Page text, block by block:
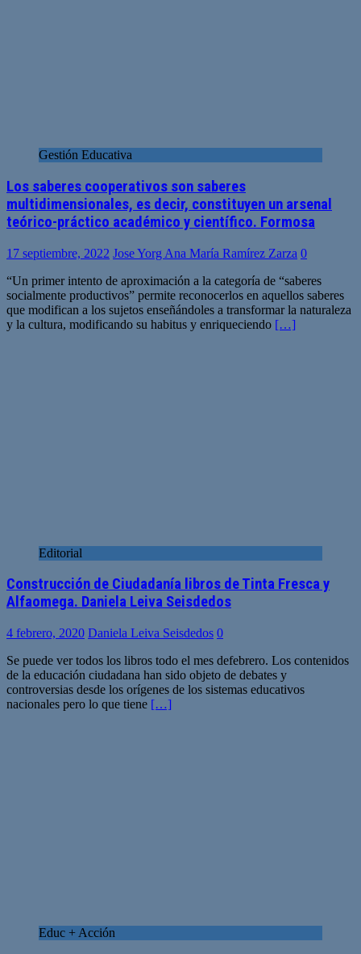
Gestión Educativa
Los saberes cooperativos son saberes
multidimensionales, es decir, constituyen un arsenal
teórico-práctico académico y científico. Formosa
17 septiembre, 2022 Jose Yorg Ana María Ramírez Zarza 0
“Un primer intento de aproximación a la categoría de “saberes
socialmente productivos” permite reconocerlos en aquellos saberes
que modifican a los sujetos enseñándoles a transformar la naturaleza
y la cultura, modificando su habitus y enriqueciendo […]
Editorial
Construcción de Ciudadanía libros de Tinta Fresca y
Alfaomega. Daniela Leiva Seisdedos
4 febrero, 2020 Daniela Leiva Seisdedos 0
Se puede ver todos los libros todo el mes defebrero. Los contenidos
de la educación ciudadana han sido objeto de debates y
controversias desde los orígenes de los sistemas educativos
nacionales pero lo que tiene […]
Educ + Acción